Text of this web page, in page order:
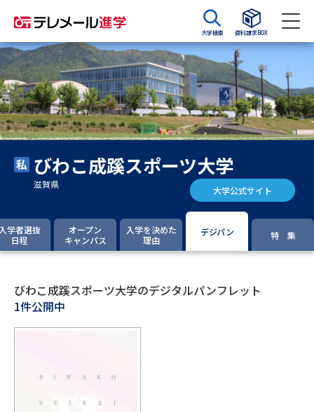
大学検索 資料請求BOX
資料請求 資料検索
大学・短大の資料種類から請求
大学パンフ 学部・学科パンフ
大学入学共通テスト利用選抜の
募集要項＆願書
過去問題集
専門学校の資料請求
配慮案内」の請求
びわこ成蹊スポーツ大学
滋賀県 大学公式サイト
学者選抜
日程
オープン
キャンパス
入学を決めた
理由
デジパン 特 集
びわこ成蹊スポーツ大学のデジタルパンフレット
1件公開中